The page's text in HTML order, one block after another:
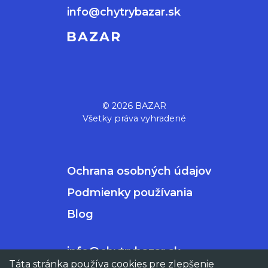
info@chytrybazar.sk
Táta stránka používa cookies pre zlepšenie
© 2026 BAZAR
Všetky práva vyhradené
Ochrana osobných údajov
Podmienky používania
Blog
info@chytrybazar.sk
Táta stránka používa cookies pre zlepšenie